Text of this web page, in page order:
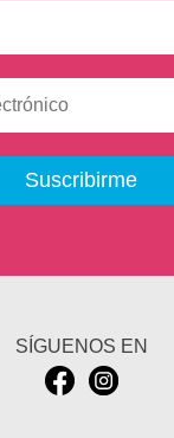
Suscribirme
SÍGUENOS EN